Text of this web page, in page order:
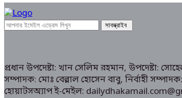
প্রধান উপদেষ্টা: খান সেলিম রহমান, উপদেষ্টা:
সম্পাদক: মোঃ বেল্লাল হোসেন বাবু, নির্বাহী
হোয়াটসঅ্যাপ ই-মেইল: